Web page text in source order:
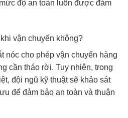
độ an toàn luôn được đảm
vận chuyển không?
nóc cho phép vận chuyển hàng
cần tháo rời. Tuy nhiên, trong
đội ngũ kỹ thuật sẽ khảo sát
để đảm bảo an toàn và thuận